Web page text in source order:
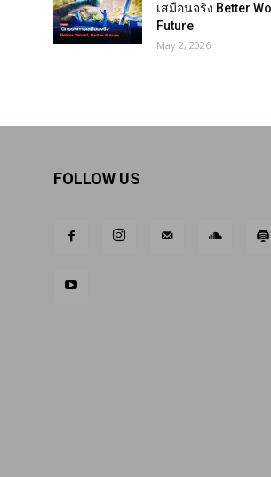
เสมือนจริง Better
Future
May 2, 2026
FOLLOW US